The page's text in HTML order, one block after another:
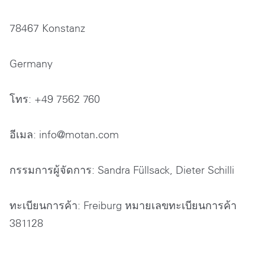
78467 Konstanz
Germany
โทร: +49 7562 760
อีเมล: info@motan.com
กรรมการผู้จัดการ: Sandra Füllsack, Dieter Schilli
ทะเบียนการค้า: Freiburg หมายเลขทะเบียนการค้า
381128